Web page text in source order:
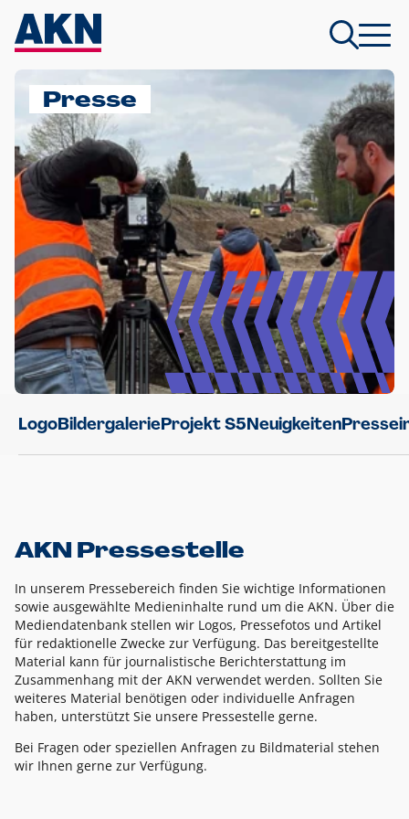
Presse
LogoBildergalerieProjekt S5Neuigkeiten
AKN Pressestelle
In unserem Pressebereich finden Sie wichtige Informationen
sowie ausgewählte Medieninhalte rund um die AKN. Über die
Mediendatenbank stellen wir Logos, Pressefotos und Artikel
für redaktionelle Zwecke zur Verfügung. Das bereitgestellte
Material kann für journalistische Berichterstattung im
Zusammenhang mit der AKN verwendet werden. Sollten Sie
weiteres Material benötigen oder individuelle Anfragen
haben, unterstützt Sie unsere Pressestelle gerne.
Bei Fragen oder speziellen Anfragen zu Bildmaterial stehen
wir Ihnen gerne zur Verfügung.